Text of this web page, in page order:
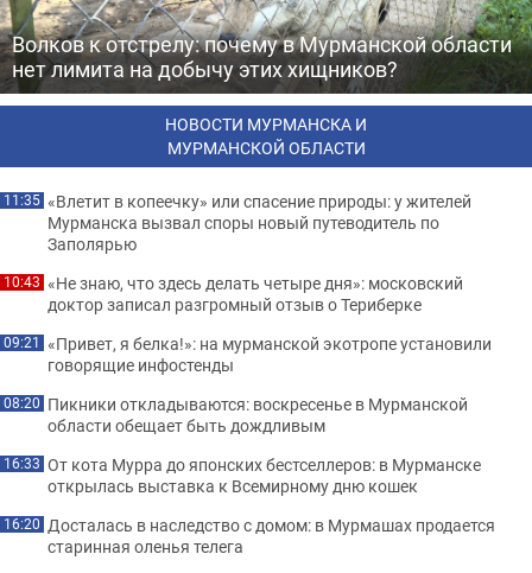
Волков к отстрелу: почему в Мурманской области
нет лимита на добычу этих хищников?
НОВОСТИ МУРМАНСКА И
МУРМАНСКОЙ ОБЛАСТИ
11:35 «Влетит в копеечку» или спасение природы: у жителей
Мурманска вызвал споры новый путеводитель по
Заполярью
10:43 «Не знаю, что здесь делать четыре дня»: московский
доктор записал разгромный отзыв о Териберке
09:21 «Привет, я белка!»: на мурманской экотропе установили
говорящие инфостенды
08:20 Пикники откладываются: воскресенье в Мурманской
области обещает быть дождливым
16:33 От кота Мурра до японских бестселлеров: в Мурманске
открылась выставка к Всемирному дню кошек
16:20 Досталась в наследство с домом: в Мурмашах продается
старинная оленья телега